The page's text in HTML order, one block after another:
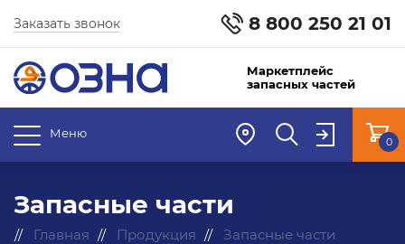
8 800 250 21 01
Заказать звонок
Маркетплейс
запасных частей
Меню
0
Запасные части
Главная Продукция
Запасные части